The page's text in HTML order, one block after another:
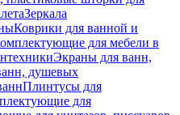
Зеркала
Коврики для ванной и
для мебели в
Экраны для ванн,
душевых
Плинтусы для
для